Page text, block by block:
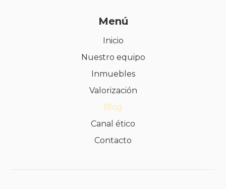
Menú
Inicio
Nuestro equipo
Inmuebles
Valorización
Blog
Canal ético
Contacto